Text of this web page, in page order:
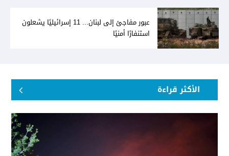
عبور مفاجئ إلى لبنان... 11 إسرائيليًا يشعلون
استنفارًا أمنيًا
الأكثر قراءة